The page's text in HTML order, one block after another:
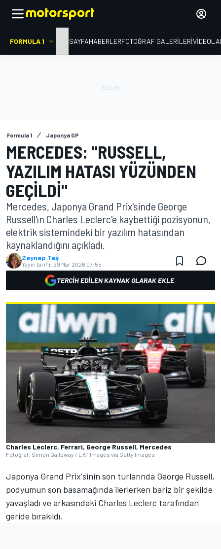
FORMULA 1 ANA SAYFAHABERLERFOTOĞRAF GALERILERI
Formula 1 Japonya GP
MERCEDES: "RUSSELL,
YAZILIM HATASI YÜZÜNDEN
GEÇILDI"
Mercedes, Japonya Grand Prix'sinde George
Russell'ın Charles Leclerc'e kaybettiği pozisyonun,
elektrik sistemindeki bir yazılım hatasından
kaynaklandığını açıkladı.
Zeynep Taş
Yayın tarihi: 29 Mar 2026 07:55
TERCIH EDILEN KAYNAK OLARAK EKLE
Charles Leclerc, Ferrari, George Russell, Mercedes
Fotoğraf: Simon Galloway / LAT Images via Getty Images
Japonya Grand Prix'sinin son turlarında George Russell,
podyumun son basamağında ilerlerken bariz bir şekilde
yavaşladı ve arkasındaki Charles Leclerc tarafından
geride bırakıldı.